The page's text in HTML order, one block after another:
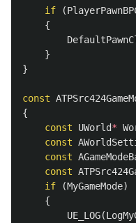
if
(
{
}
}
const
{
const
UWorld*
const
const
const
if
(MyGameMode)
{
UE_LOG(